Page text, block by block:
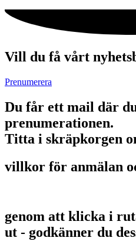
Vill du få vårt
Prenumerera
Du får ett mail där
prenumerationen.
Titta i skräpkorgen
villkor för anmälan
genom att klicka i
ut - godkänner du